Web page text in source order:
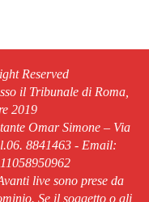
Reserved
il Tribunale di Roma,
2019
Omar Simone – Via
8841463 - Email:
live sono prese da
Se il soggetto o gli